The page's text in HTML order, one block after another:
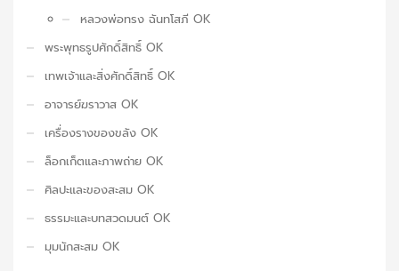
หลวงพ่อทรง ฉันทโสภี OK
พระพุทธรูปศักดิ์สิทธิ์ OK
เทพเจ้าและสิ่งศักดิ์สิทธิ์ OK
อาจารย์ฆราวาส OK
เครื่องรางของขลัง OK
ล็อกเก็ตและภาพถ่าย OK
ศิลปะและของสะสม OK
ธรรมะและบทสวดมนต์ OK
มุมนักสะสม OK